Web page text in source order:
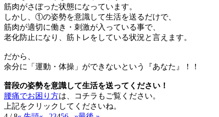
筋肉がさぼった状態になっています。
しかし、①の姿勢を意識して生活を送るだけで、
筋肉が適切に働き・刺激が入っている事で、
老化防止になり、筋トレをしている状況と言えます。
だから、
余分に「運動・体操」ができないという『あなた』！！
普段の姿勢を意識して生活を送ってください！
腰痛でお困り方は、コチラもご覧ください。
上記をクリックしてくださいね。